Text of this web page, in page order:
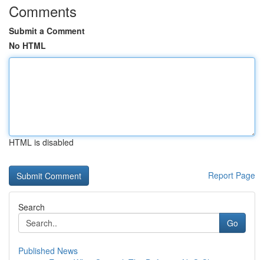
Comments
Submit a Comment
No HTML
HTML is disabled
Report Page
Search
Go
Published News